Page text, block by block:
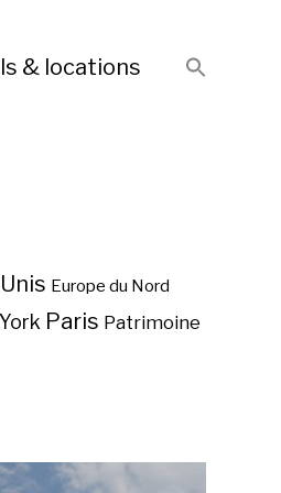
& locations
Europe du Nord
Paris Patrimoine
?
romain ?